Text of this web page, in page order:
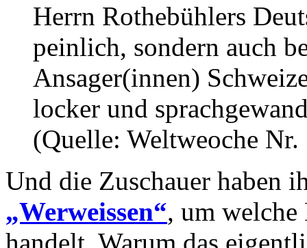
Herrn Rothebühlers
peinlich, sondern auch
Ansager(innen)
locker und
(Quelle: Weltweoche Nr.
Und die Zuschauer haben
„Werweissen“, um
handelt. Warum das